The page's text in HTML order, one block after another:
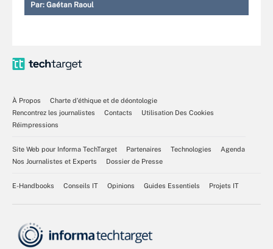
Par: Gaétan Raoul
À Propos
Charte d’éthique et de déontologie
Rencontrez les journalistes
Contacts
Utilisation Des Cookies
Réimpressions
Site Web pour Informa TechTarget Partenaires Technologies
Agenda
Nos Journalistes et Experts
Dossier de Presse
E-Handbooks Conseils IT Opinions Guides Essentiels Projets IT